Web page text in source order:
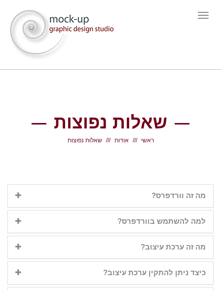
תפריט
שאלות נפוצות
ראשי אודות שאלות נפוצות
מה זה וורדפרס?
למה להשתמש בוורדפרס?
מה זה ערכת עיצוב?
כיצד ניתן להתקין ערכת עיצוב?